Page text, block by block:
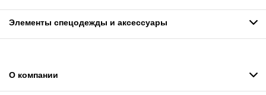
Элементы спецодежды и аксессуары
О компании